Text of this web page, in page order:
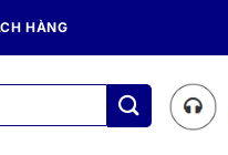
HÀNG